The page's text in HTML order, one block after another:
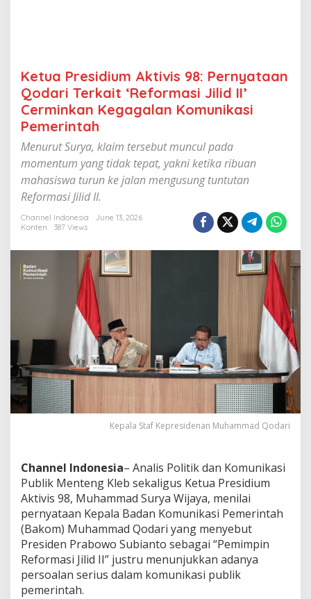
P
e
r
n
a
a
a
o
r
i
T
k
a
i
t
‘
R
r
s
i
J
i
l
i
d
I
Ketua Presidium Aktivis 98: Pernyataan
Qodari Terkait ‘Reformasi Jilid II’
Cerminkan Kegagalan Komunikasi
Pemerintah
Menurut Surya, klaim tersebut muncul pada
momentum yang tidak tepat, yakni ketika ribuan
mahasiswa turun ke jalan mengusung tuntutan
Reformasi Jilid II.
Channel Indonesia
June 13, 2026
Konten
387 Views
Kepala Staf Kepresidenan Muhammad Qodari
Channel Indonesia– Analis Politik dan Komunikasi
Publik Menteng Kleb sekaligus Ketua Presidium
Aktivis 98, Muhammad Surya Wijaya, menilai
pernyataan Kepala Badan Komunikasi Pemerintah
(Bakom) Muhammad Qodari yang menyebut
Presiden Prabowo Subianto sebagai “Pemimpin
Reformasi Jilid II” justru menunjukkan adanya
persoalan serius dalam komunikasi publik
pemerintah.